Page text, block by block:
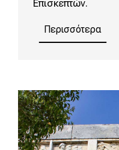
Επισκεπτών.
Περισσότερα